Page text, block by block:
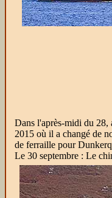
Dans l'après-midi du 28,
2015 où il a changé de
de ferraille pour
Le 30 septembre : Le